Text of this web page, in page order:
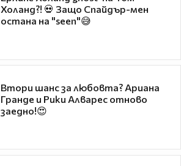
Холанд?! 💀 Защо Спайдър-мен
остана на "seen"😅
Втори шанс за любовта? Ариана
Гранде и Рики Алварес отново
заедно!😍